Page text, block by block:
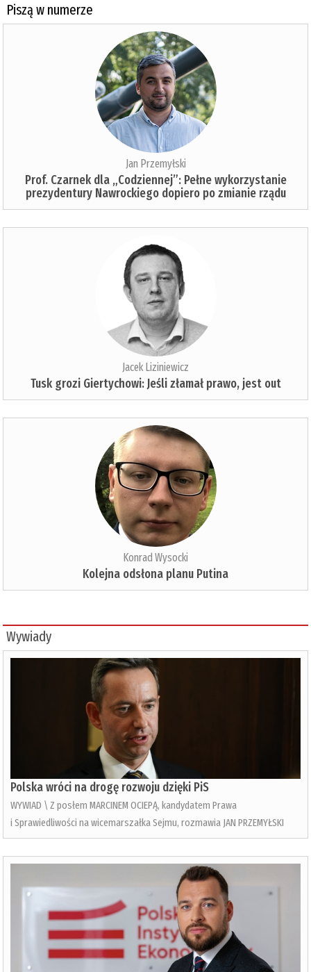
Piszą w numerze
Jan Przemyłski
Prof. Czarnek dla „Codziennej”: Pełne wykorzystanie
prezydentury Nawrockiego dopiero po zmianie rządu
Jacek Liziniewicz
Tusk grozi Giertychowi: Jeśli złamał prawo, jest out
Konrad Wysocki
Kolejna odsłona planu Putina
Wywiady
Polska wróci na drogę rozwoju dzięki PiS
WYWIAD \ Z posłem MARCINEM OCIEPĄ, kandydatem Prawa
i Sprawiedliwości na wicemarszałka Sejmu, rozmawia JAN PRZEMYŁSKI